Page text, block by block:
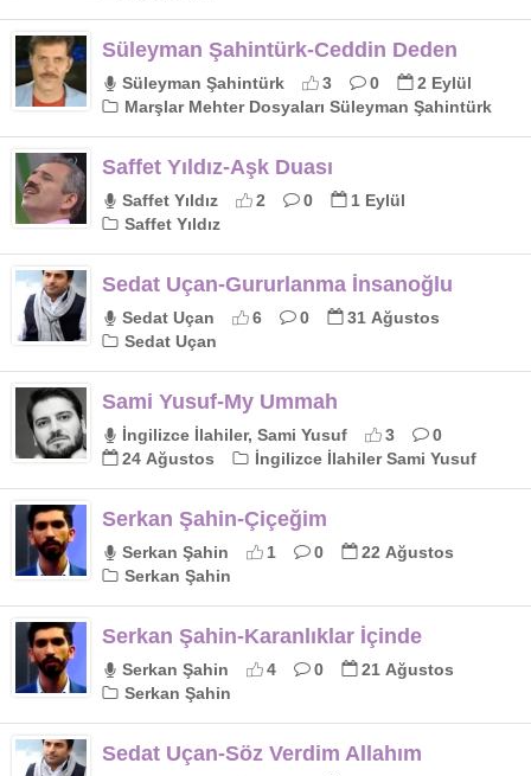
Süleyman Şahintürk-Ceddin Deden
Süleyman Şahintürk 3 0
2 Eylül
Marşlar Mehter Dosyaları Süleyman Şahintürk
Saffet Yıldız-Aşk Duası
Saffet Yıldız 2 0
1 Eylül
Saffet Yıldız
Sedat Uçan-Gururlanma İnsanoğlu
Sedat Uçan 6 0
31 Ağustos
Sedat Uçan
Sami Yusuf-My Ummah
İngilizce İlahiler, Sami Yusuf 3
0
24 Ağustos
İngilizce İlahiler Sami Yusuf
Serkan Şahin-Çiçeğim
Serkan Şahin 1 0
22 Ağustos
Serkan Şahin
Serkan Şahin-Karanlıklar İçinde
Serkan Şahin 4 0
21 Ağustos
Serkan Şahin
Sedat Uçan-Söz Verdim Allahım